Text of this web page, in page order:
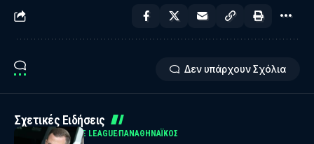
Δεν υπάρχουν Σχόλια
Σχετικές Ειδήσεις
UEFA CONFERENCE LEAGUEΠΑΝΑΘΗΝΑΪΚΟΣ